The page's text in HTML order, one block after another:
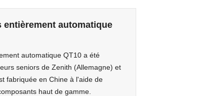
entièrement automatique
automatique QT10 a été
seniors de Zenith (Allemagne) et
fabriquée en Chine à l'aide de
haut de gamme.